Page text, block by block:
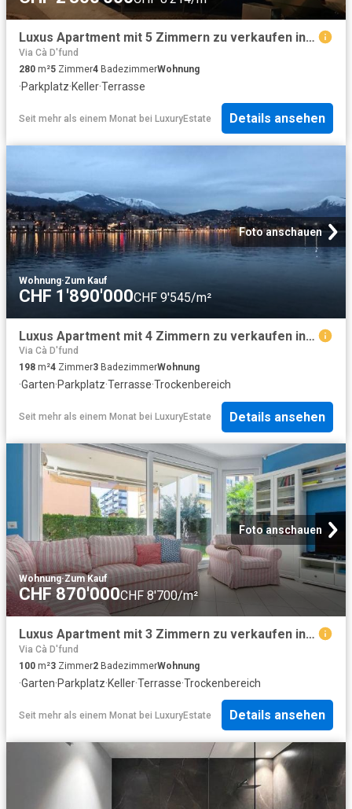
Luxus Apartment mit 5 Zimmern zu verkaufen in Lugano, Tessin
Via Cà D'fund
280 m²5 Zimmer4 BadezimmerWohnung
·Parkplatz·Keller·Terrasse
Seit mehr als einem Monat bei LuxuryEstate Details ansehen
Foto anschauen
Wohnung·Zum Kauf
CHF 1'890'000CHF 9'545/m²
Luxus Apartment mit 4 Zimmern zu verkaufen in Lugano, Schweiz
Via Cà D'fund
198 m²4 Zimmer3 BadezimmerWohnung
·Garten·Parkplatz·Terrasse·Trockenbereich
Seit mehr als einem Monat bei LuxuryEstate Details ansehen
Foto anschauen
Wohnung·Zum Kauf
CHF 870'000CHF 8'700/m²
Luxus Apartment mit 3 Zimmern zu verkaufen in Lugano, Schweiz
Via Cà D'fund
100 m²3 Zimmer2 BadezimmerWohnung
·Garten·Parkplatz·Keller·Terrasse·Trockenbereich
Seit mehr als einem Monat bei LuxuryEstate Details ansehen